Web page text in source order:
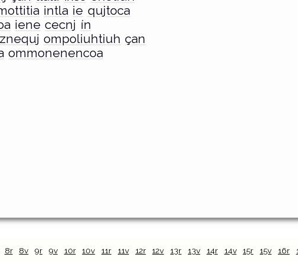
intla ie qujtoca
iene cecnj ín
ompoliuhtiuh çan
ommonenencoa
8r 8v 9r 9v 10r 10v 11r 11v 12r 12v 13r 13v 14r 14v 15r 15v 16r